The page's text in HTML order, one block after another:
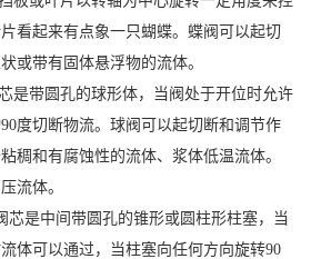
看起来有点象一只蝴蝶。蝶阀可以起切
或带有固体悬浮物的流体。
是带圆孔的球形体，当阀处于开位时允许
度切断物流。球阀可以起切断和调节作
稠和有腐蚀性的流体、浆体低温流体。
流体。
芯是中间带圆孔的锥形或圆柱形柱塞，当
体可以通过，当柱塞向任何方向旋转90